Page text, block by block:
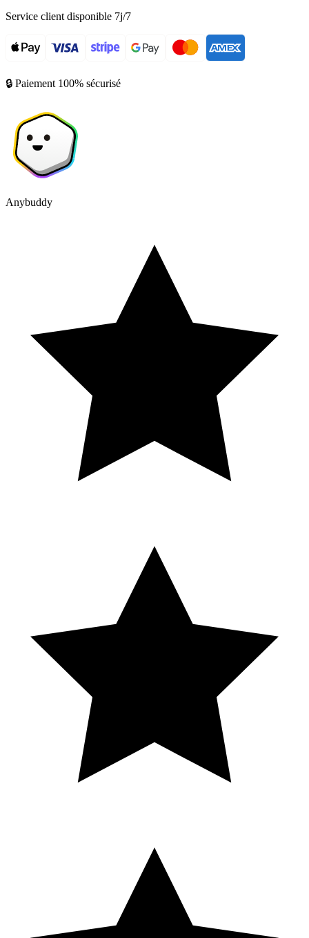
Service client disponible 7j/7
🔒 Paiement 100% sécurisé
Anybuddy